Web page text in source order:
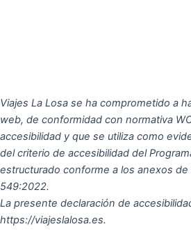
Viajes La Losa se ha comprometido a
web, de conformidad con normativa
accesibilidad y que se utiliza como
del criterio de accesibilidad del
estructurado conforme a los anexos de
549:2022.
La presente declaración de
https://viajeslalosa.es.